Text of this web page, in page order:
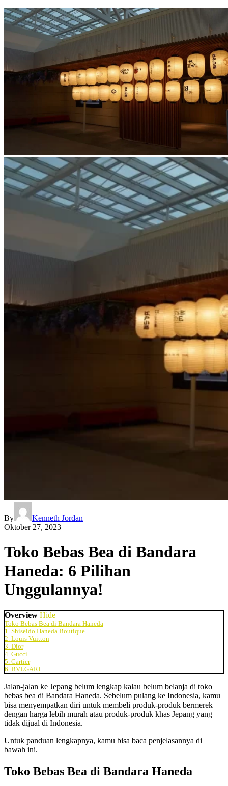
By
Kenneth Jordan
Oktober 27, 2023
Toko Bebas Bea di Bandara
Haneda: 6 Pilihan
Unggulannya!
Overview Hide
Toko Bebas Bea di Bandara Haneda
1. Shiseido Haneda Boutique
2. Louis Vuitton
3. Dior
4. Gucci
5. Cartier
6. BVLGARI
Jalan-jalan ke Jepang belum lengkap kalau belum belanja di toko
bebas bea di Bandara Haneda. Sebelum pulang ke Indonesia, kamu
bisa menyempatkan diri untuk membeli produk-produk bermerek
dengan harga lebih murah atau produk-produk khas Jepang yang
tidak dijual di Indonesia.
Untuk panduan lengkapnya, kamu bisa baca penjelasannya di
bawah ini.
Toko Bebas Bea di Bandara Haneda